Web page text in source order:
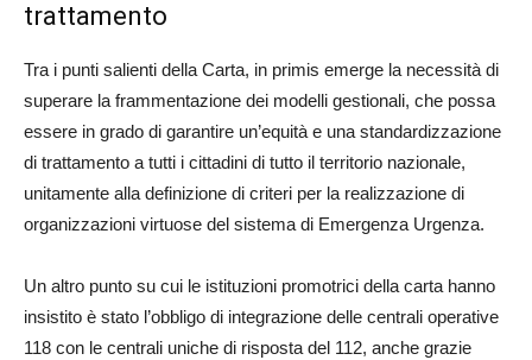
trattamento
Tra i punti salienti della Carta, in primis emerge la necessità di
superare la frammentazione dei modelli gestionali, che possa
essere in grado di garantire un’equità e una standardizzazione
di trattamento a tutti i cittadini di tutto il territorio nazionale,
unitamente alla definizione di criteri per la realizzazione di
organizzazioni virtuose del sistema di Emergenza Urgenza.
Un altro punto su cui le istituzioni promotrici della carta hanno
insistito è stato l’obbligo di integrazione delle centrali operative
118 con le centrali uniche di risposta del 112, anche grazie